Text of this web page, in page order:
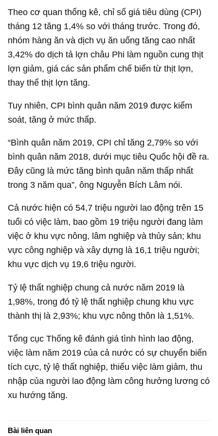
Theo cơ quan thống kê, chỉ số giá tiêu dùng (CPI)
tháng 12 tăng 1,4% so với tháng trước. Trong đó,
nhóm hàng ăn và dịch vụ ăn uống tăng cao nhất
3,42% do dịch tả lợn châu Phi làm nguồn cung thịt
lợn giảm, giá các sản phẩm chế biến từ thịt lợn,
thay thế thịt lợn tăng.
Tuy nhiên, CPI bình quân năm 2019 được kiểm
soát, tăng ở mức thấp.
“Bình quân năm 2019, CPI chỉ tăng 2,79% so với
bình quân năm 2018, dưới mục tiêu Quốc hội đề ra.
Đây cũng là mức tăng bình quân năm thấp nhất
trong 3 năm qua”, ông Nguyễn Bích Lâm nói.
Cả nước hiện có 54,7 triệu người lao động trên 15
tuổi có việc làm, bao gồm 19 triệu người đang làm
việc ở khu vực nông, lâm nghiệp và thủy sản; khu
vực công nghiệp và xây dựng là 16,1 triệu người;
khu vực dịch vụ 19,6 triệu người.
Tỷ lệ thất nghiệp chung cả nước năm 2019 là
1,98%, trong đó tỷ lệ thất nghiệp chung khu vực
thành thị là 2,93%; khu vực nông thôn là 1,51%.
Tổng cục Thống kê đánh giá tình hình lao động,
việc làm năm 2019 của cả nước có sự chuyển biến
tích cực, tỷ lệ thất nghiệp, thiếu việc làm giảm, thu
nhập của người lao động làm công hưởng lương có
xu hướng tăng.
Bài liên quan